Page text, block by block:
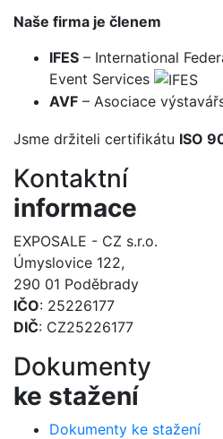
Naše firma je členem
IFES – International
Event Services
AVF – Asociace
Jsme držiteli certifikátu ISO
Kontaktní
informace
EXPOSALE - CZ s.r.o.
Úmyslovice 122,
290 01 Poděbrady
IČO: 25226177
DIČ: CZ25226177
Dokumenty
ke stažení
Dokumenty ke stažení